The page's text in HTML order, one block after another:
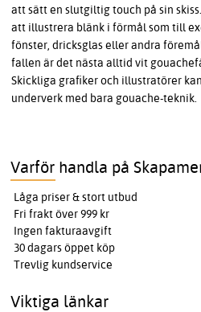
att sätt en slutgiltig touch på sin
att illustrera blänk i förmål som till
fönster, dricksglas eller andra
fallen är det nästa alltid vit
Skickliga grafiker och illustratörer
underverk med bara gouache-teknik.
Varför handla på
Låga priser & stort utbud
Fri frakt över 999 kr
Ingen fakturaavgift
30 dagars öppet köp
Trevlig kundservice
Viktiga länkar